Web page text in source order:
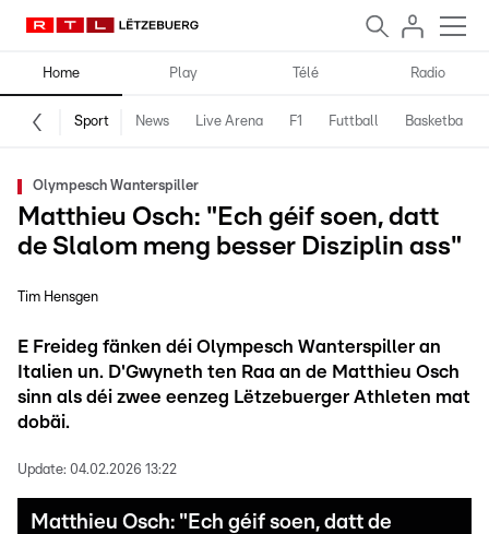
Home Play Télé Radio
Sport News Live Arena F1 Futtball Basketball
Olympesch Wanterspiller
Matthieu Osch: "Ech géif soen, datt
de Slalom meng besser Disziplin ass"
Tim Hensgen
E Freideg fänken déi Olympesch Wanterspiller an
Italien un. D'Gwyneth ten Raa an de Matthieu Osch
sinn als déi zwee eenzeg Lëtzebuerger Athleten mat
dobäi.
Update: 04.02.2026 13:22
Matthieu Osch: "Ech géif soen, datt de